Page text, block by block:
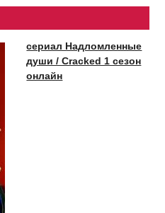
сериал Надломленные
души / Cracked 1 сезон
онлайн